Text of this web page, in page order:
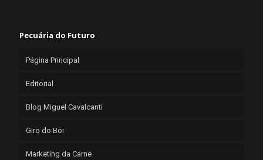
Pecuária do Futuro
Página Principal
Editorial
Blog Miguel Cavalcanti
Giro do Boi
Marketing da Carne